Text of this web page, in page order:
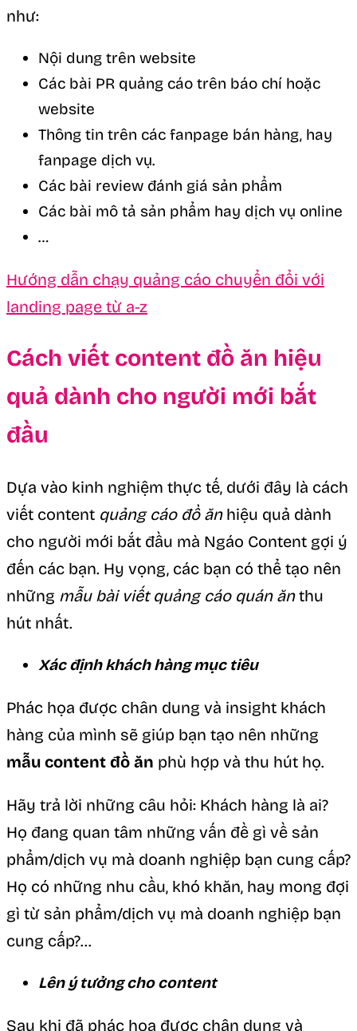
như:
Nội dung trên website
Các bài PR quảng cáo trên báo chí hoặc
website
Thông tin trên các fanpage bán hàng, hay
fanpage dịch vụ.
Các bài review đánh giá sản phẩm
Các bài mô tả sản phẩm hay dịch vụ online
…
Hướng dẫn chạy quảng cáo chuyển đổi với
landing page từ a-z
Cách viết content đồ ăn hiệu
quả dành cho người mới bắt
đầu
Dựa vào kinh nghiệm thực tế, dưới đây là cách
viết content quảng cáo đồ ănhiệu quả dành
cho người mới bắt đầu mà Ngáo Content gợi ý
đến các bạn. Hy vọng, các bạn có thể tạo nên
những mẫu bài viết quảng cáo quán ănthu
hút nhất.
Xác định khách hàng mục tiêu
Phác họa được chân dung và insight khách
hàng của mình sẽ giúp bạn tạo nên những
mẫu content đồ ăn phù hợp và thu hút họ.
Hãy trả lời những câu hỏi: Khách hàng là ai?
Họ đang quan tâm những vấn đề gì về sản
phẩm/dịch vụ mà doanh nghiệp bạn cung cấp?
Họ có những nhu cầu, khó khăn, hay mong đợi
gì từ sản phẩm/dịch vụ mà doanh nghiệp bạn
cung cấp?…
Lên ý tưởng cho content
Sau khi đã phác họa được chân dung và